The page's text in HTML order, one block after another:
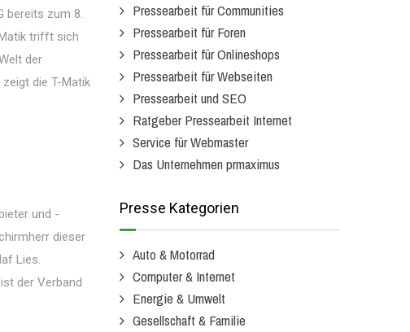
bereits zum 8.
trifft sich
der
die T-Matik
und -
dieser
Lies.
der Verband
Pressearbeit für Communities
Pressearbeit für Foren
Pressearbeit für Onlineshops
Pressearbeit für Webseiten
Pressearbeit und SEO
Ratgeber Pressearbeit Internet
Service für Webmaster
Das Unternehmen prmaximus
Presse Kategorien
Auto & Motorrad
Computer & Internet
Energie & Umwelt
Gesellschaft & Familie